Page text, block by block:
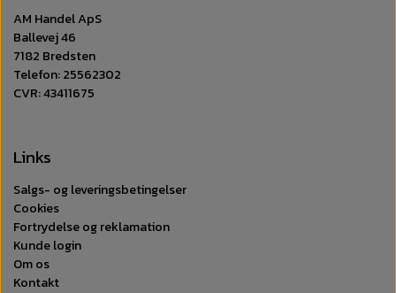
AM Handel ApS
Ballevej 46
7182 Bredsten
Telefon: 25562302
CVR: 43411675
Links
Salgs- og leveringsbetingelser
Cookies
Fortrydelse og reklamation
Kunde login
Om os
Kontakt